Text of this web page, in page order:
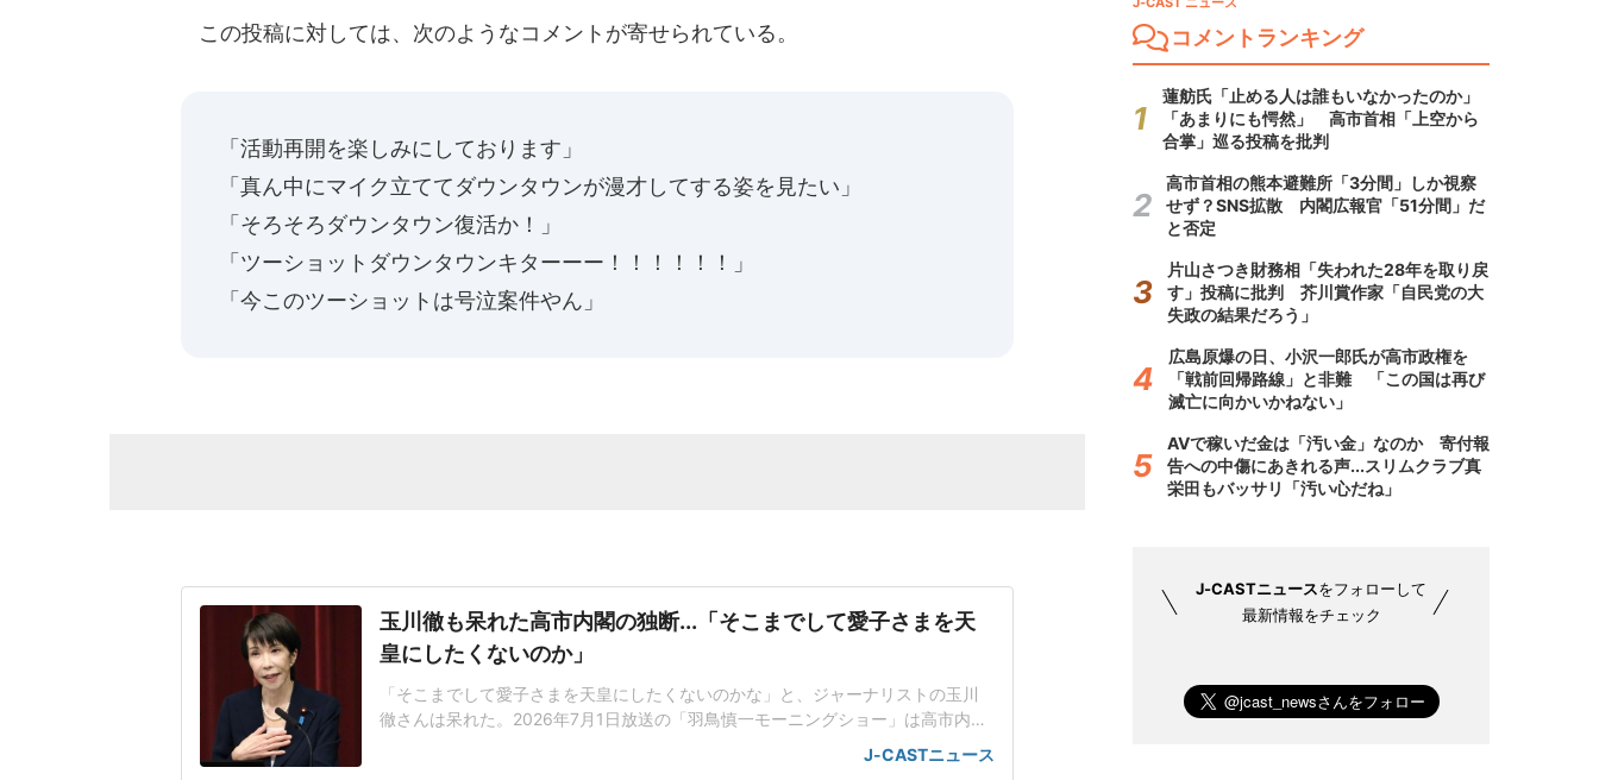
この投稿に対しては、次のようなコメントが寄せられている。
「活動再開を楽しみにしております」
「真ん中にマイク立ててダウンタウンが漫才してする姿を見たい」
「そろそろダウンタウン復活か！」
「ツーショットダウンタウンキターーー！！！！！！」
「今このツーショットは号泣案件やん」
玉川徹も呆れた高市内閣の独断...「そこまでして愛子さまを天
皇にしたくないのか」
「そこまでして愛子さまを天皇にしたくないのかな」と、ジャーナリストの玉川
徹さんは呆れた。2026年7月1日放送の「羽鳥慎一モーニングショー」は高市内閣
が閣議決定した皇室典範改正案について、立法府の総意に基づいていないだけで
なく、国民の総意にも沿っていないんじゃないかと取り上げた。「将来、他国が
J-CASTニュース
コメントランキング
蓮舫氏「止める人は誰もいなかったのか」
「あまりにも愕然」 高市首相「上空から
合掌」巡る投稿を批判
高市首相の熊本避難所「3分間」しか視察
せず？SNS拡散 内閣広報官「51分間」だ
と否定
片山さつき財務相「失われた28年を取り戻
す」投稿に批判 芥川賞作家「自民党の大
失政の結果だろう」
広島原爆の日、小沢一郎氏が高市政権を
「戦前回帰路線」と非難 「この国は再び
滅亡に向かいかねない」
AVで稼いだ金は「汚い金」なのか 寄付報
告への中傷にあきれる声...スリムクラブ真
栄田もバッサリ「汚い心だね」
J-CASTニュースをフォローして
最新情報をチェック